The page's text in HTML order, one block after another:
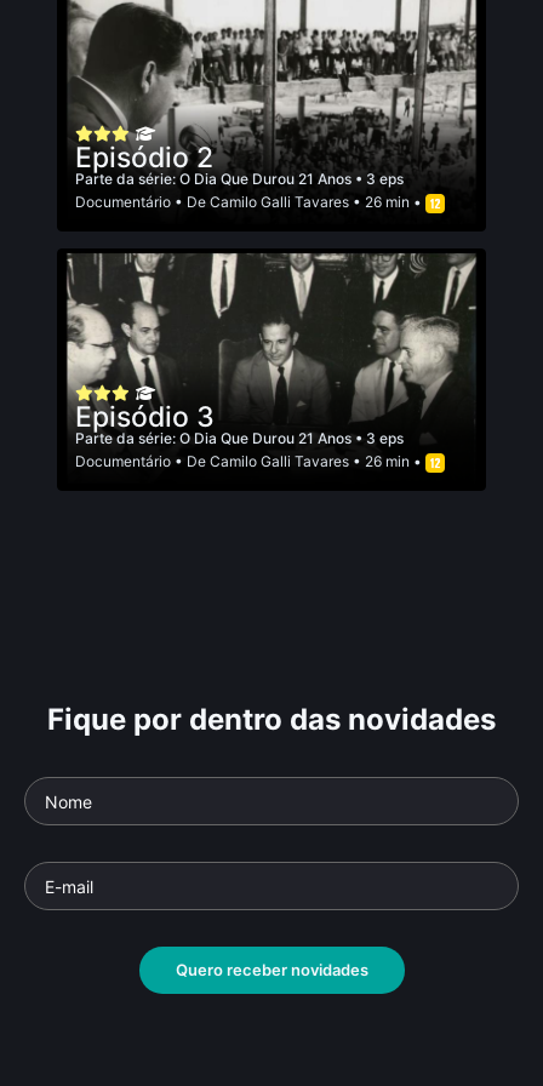
Episódio 2
Parte da série:O Dia Que Durou 21 Anos • 3 eps
Documentário • De Camilo Galli Tavares • 26 min •
Episódio 3
Parte da série: O Dia Que Durou 21 Anos • 3 eps
Documentário • De Camilo Galli Tavares • 26 min •
Fique por dentro das novidades
Quero receber novidades